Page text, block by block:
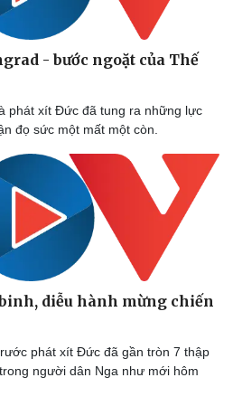
Giải trí
Nghệ sĩ
Thời trang
Sao Việt
- bước ngoặt của Thế
phát xít Đức đã tung ra những lực
đọ sức một mất một còn.
diễu hành mừng chiến
phát xít Đức đã gần tròn 7 thập
người dân Nga như mới hôm